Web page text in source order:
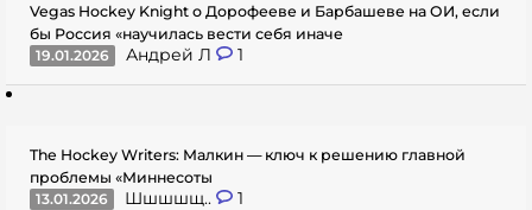
Vegas Hockey Knight о Дорофееве и Барбашеве на ОИ, если
бы Россия «научилась вести себя иначе
19.01.2026
Андрей Л 1
The Hockey Writers: Малкин — ключ к решению главной
проблемы «Миннесоты
13.01.2026
Шшшшщ.. 1